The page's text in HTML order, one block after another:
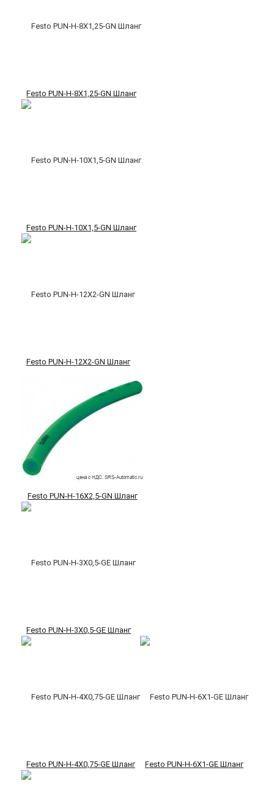
Festo PUN-H-8X1,25-GN Шланг
Festo PUN-H-10X1,5-GN Шланг
Festo PUN-H-12X2-GN Шланг
Festo PUN-H-16X2,5-GN Шланг
Festo PUN-H-3X0,5-GE Шланг
Festo PUN-H-4X0,75-GE Шланг Festo PUN-H-6X1-GE Шланг